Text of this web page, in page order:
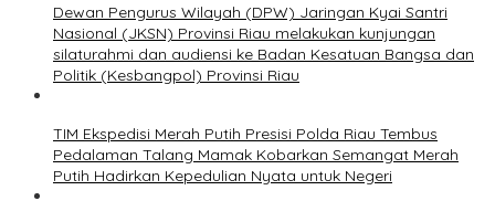
Dewan Pengurus Wilayah (DPW) Jaringan Kyai Santri
Nasional (JKSN) Provinsi Riau melakukan kunjungan
silaturahmi dan audiensi ke Badan Kesatuan Bangsa dan
Politik (Kesbangpol) Provinsi Riau
TIM Ekspedisi Merah Putih Presisi Polda Riau Tembus
Pedalaman Talang Mamak Kobarkan Semangat Merah
Putih Hadirkan Kepedulian Nyata untuk Negeri